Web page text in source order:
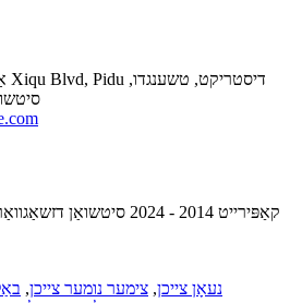
קאַפּירייט 2014 - 2024
נעאָן צייכן, צימער נומער צייכן,